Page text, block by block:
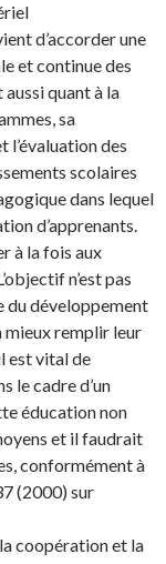
d’accorder une
et continue des
quant à la
sa
des
scolaires
dans lequel
d’apprenants.
à la fois aux
n’est pas
du développement
mieux remplir leur
est vital de
le cadre d’un
éducation non
et il faudrait
conformément à
(2000) sur
coopération et la